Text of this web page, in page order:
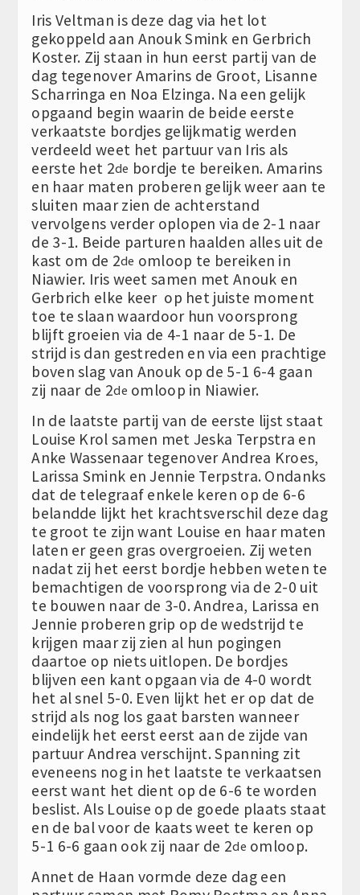
Iris Veltman is deze dag via het lot
gekoppeld aan Anouk Smink en Gerbrich
Koster. Zij staan in hun eerst partij van de
dag tegenover Amarins de Groot, Lisanne
Scharringa en Noa Elzinga. Na een gelijk
opgaand begin waarin de beide eerste
verkaatste bordjes gelijkmatig werden
verdeeld weet het partuur van Iris als
eerste het 2de bordje te bereiken. Amarins
en haar maten proberen gelijk weer aan te
sluiten maar zien de achterstand
vervolgens verder oplopen via de 2-1 naar
de 3-1. Beide parturen haalden alles uit de
kast om de 2de omloop te bereiken in
Niawier. Iris weet samen met Anouk en
Gerbrich elke keer op het juiste moment
toe te slaan waardoor hun voorsprong
blijft groeien via de 4-1 naar de 5-1. De
strijd is dan gestreden en via een prachtige
boven slag van Anouk op de 5-1 6-4 gaan
zij naar de 2de omloop in Niawier.
In de laatste partij van de eerste lijst staat
Louise Krol samen met Jeska Terpstra en
Anke Wassenaar tegenover Andrea Kroes,
Larissa Smink en Jennie Terpstra. Ondanks
dat de telegraaf enkele keren op de 6-6
belandde lijkt het krachtsverschil deze dag
te groot te zijn want Louise en haar maten
laten er geen gras overgroeien. Zij weten
nadat zij het eerst bordje hebben weten te
bemachtigen de voorsprong via de 2-0 uit
te bouwen naar de 3-0. Andrea, Larissa en
Jennie proberen grip op de wedstrijd te
krijgen maar zij zien al hun pogingen
daartoe op niets uitlopen. De bordjes
blijven een kant opgaan via de 4-0 wordt
het al snel 5-0. Even lijkt het er op dat de
strijd als nog los gaat barsten wanneer
eindelijk het eerst eerst aan de zijde van
partuur Andrea verschijnt. Spanning zit
eveneens nog in het laatste te verkaatsen
eerst want het dient op de 6-6 te worden
beslist. Als Louise op de goede plaats staat
en de bal voor de kaats weet te keren op
5-1 6-6 gaan ook zij naar de 2de omloop.
Annet de Haan vormde deze dag een